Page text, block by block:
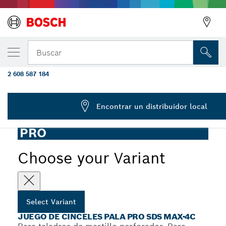
Buscar
PRO
Choose your Variant
Select Variant
JUEGO DE CINCELES PALA PRO SDS MAX-4C
Cincel espada PRO SDS max-4C, 50 x 400
piezas
2 608 587 184
Encontrar un distribuidor local